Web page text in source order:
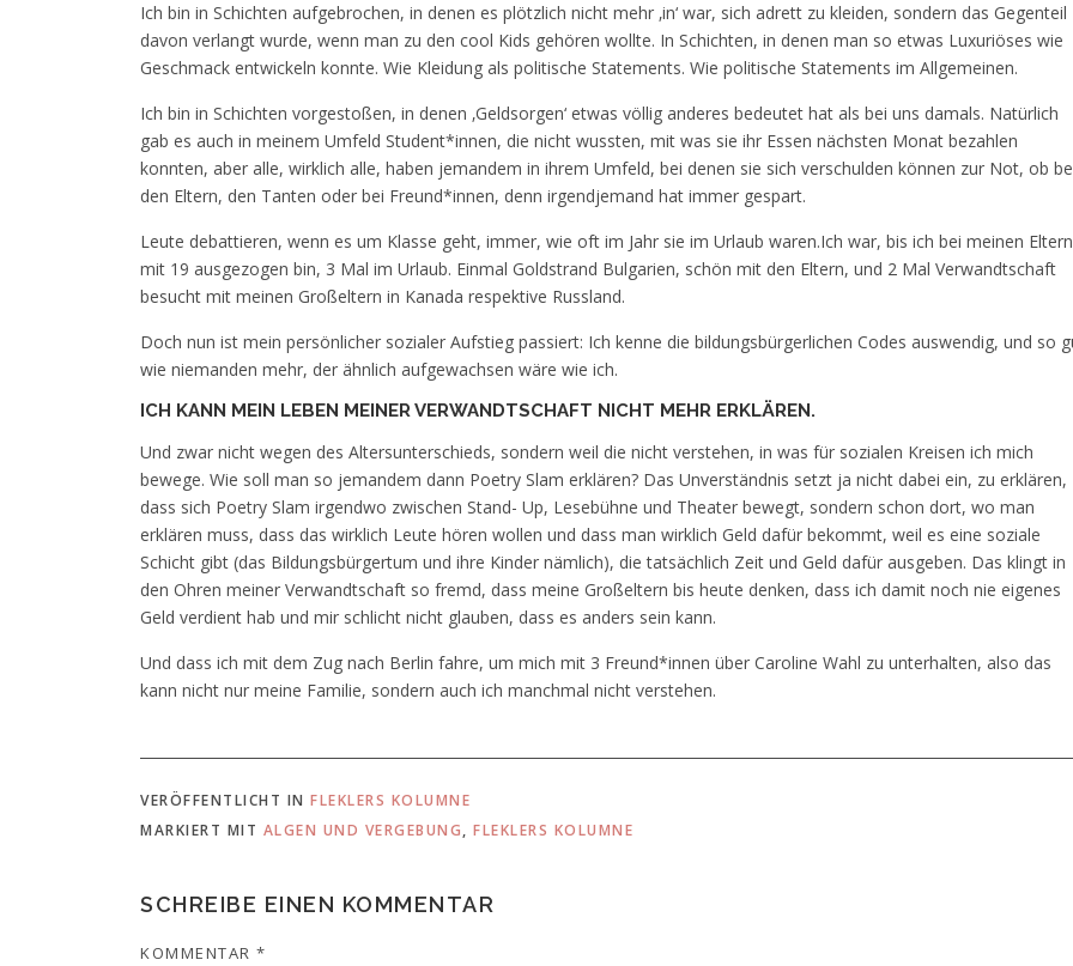
Ich bin in Schichten aufgebrochen, in denen es plötzlich nicht mehr ‚in‘ war, sich adrett zu kleiden, sondern das Gegenteil
davon verlangt wurde, wenn man zu den cool Kids gehören wollte. In Schichten, in denen man so etwas Luxuriöses wie
Geschmack entwickeln konnte. Wie Kleidung als politische Statements. Wie politische Statements im Allgemeinen.
Ich bin in Schichten vorgestoßen, in denen ‚Geldsorgen‘ etwas völlig anderes bedeutet hat als bei uns damals. Natürlich
gab es auch in meinem Umfeld Student*innen, die nicht wussten, mit was sie ihr Essen nächsten Monat bezahlen
konnten, aber alle, wirklich alle, haben jemandem in ihrem Umfeld, bei denen sie sich verschulden können zur Not, ob
den Eltern, den Tanten oder bei Freund*innen, denn irgendjemand hat immer gespart.
Leute debattieren, wenn es um Klasse geht, immer, wie oft im Jahr sie im Urlaub waren.Ich war, bis ich bei meinen Eltern
mit 19 ausgezogen bin, 3 Mal im Urlaub. Einmal Goldstrand Bulgarien, schön mit den Eltern, und 2 Mal Verwandtschaft
besucht mit meinen Großeltern in Kanada respektive Russland.
Doch nun ist mein persönlicher sozialer Aufstieg passiert: Ich kenne die bildungsbürgerlichen Codes auswendig, und so
wie niemanden mehr, der ähnlich aufgewachsen wäre wie ich.
ICH KANN MEIN LEBEN MEINER VERWANDTSCHAFT NICHT MEHR ERKLÄREN.
Und zwar nicht wegen des Altersunterschieds, sondern weil die nicht verstehen, in was für sozialen Kreisen ich mich
bewege. Wie soll man so jemandem dann Poetry Slam erklären? Das Unverständnis setzt ja nicht dabei ein, zu erklären,
dass sich Poetry Slam irgendwo zwischen Stand- Up, Lesebühne und Theater bewegt, sondern schon dort, wo man
erklären muss, dass das wirklich Leute hören wollen und dass man wirklich Geld dafür bekommt, weil es eine soziale
Schicht gibt (das Bildungsbürgertum und ihre Kinder nämlich), die tatsächlich Zeit und Geld dafür ausgeben. Das klingt in
den Ohren meiner Verwandtschaft so fremd, dass meine Großeltern bis heute denken, dass ich damit noch nie eigenes
Geld verdient hab und mir schlicht nicht glauben, dass es anders sein kann.
Und dass ich mit dem Zug nach Berlin fahre, um mich mit 3 Freund*innen über Caroline Wahl zu unterhalten, also das
kann nicht nur meine Familie, sondern auch ich manchmal nicht verstehen.
VERÖFFENTLICHT IN FLEKLERS KOLUMNE
MARKIERT MIT ALGEN UND VERGEBUNG, FLEKLERS KOLUMNE
SCHREIBE EINEN KOMMENTAR
KOMMENTAR *